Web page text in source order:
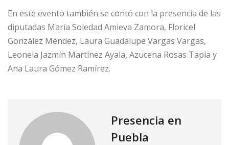
En este evento también se contó con la presencia de las
diputadas María Soledad Amieva Zamora, Floricel
González Méndez, Laura Guadalupe Vargas Vargas,
Leonela Jazmín Martínez Ayala, Azucena Rosas Tapia y
Ana Laura Gómez Ramírez.
Presencia en
Puebla